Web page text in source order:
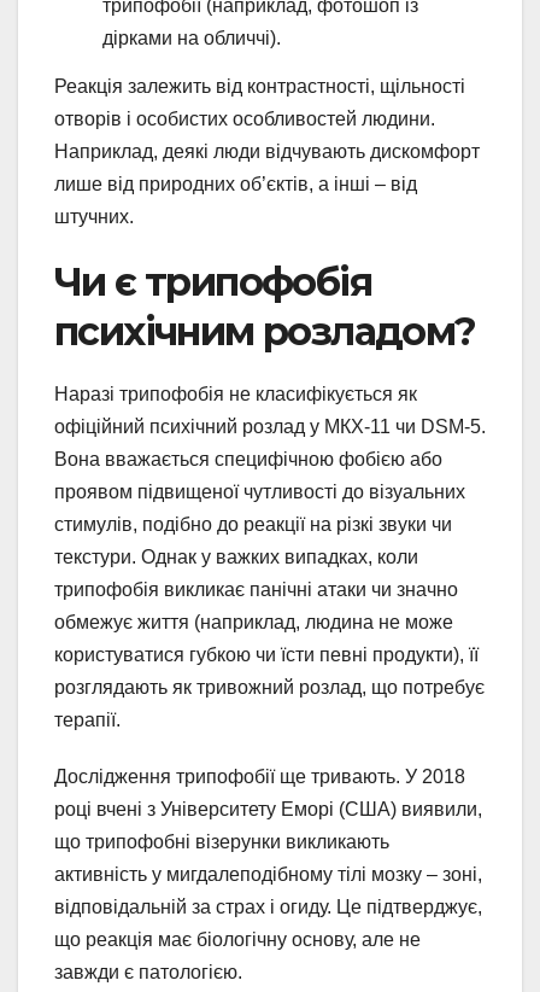
трипофобії (наприклад, фотошоп із
дірками на обличчі).
Реакція залежить від контрастності, щільності
отворів і особистих особливостей людини.
Наприклад, деякі люди відчувають дискомфорт
лише від природних об’єктів, а інші – від
штучних.
Чи є трипофобія
психічним розладом?
Наразі трипофобія не класифікується як
офіційний психічний розлад у МКХ-11 чи DSM-5.
Вона вважається специфічною фобією або
проявом підвищеної чутливості до візуальних
стимулів, подібно до реакції на різкі звуки чи
текстури. Однак у важких випадках, коли
трипофобія викликає панічні атаки чи значно
обмежує життя (наприклад, людина не може
користуватися губкою чи їсти певні продукти), її
розглядають як тривожний розлад, що потребує
терапії.
Дослідження трипофобії ще тривають. У 2018
році вчені з Університету Еморі (США) виявили,
що трипофобні візерунки викликають
активність у мигдалеподібному тілі мозку – зоні,
відповідальній за страх і огиду. Це підтверджує,
що реакція має біологічну основу, але не
завжди є патологією.